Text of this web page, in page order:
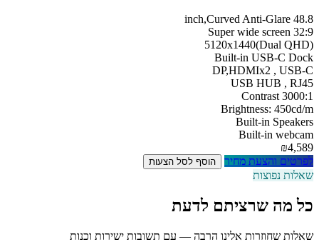
48.8 inch,Curved Anti-Glare
32:9 Super wide screen
5120x1440(Dual QHD)
Built-in USB-C Dock
DP,HDMIx2 , USB-C
USB HUB , RJ45
Contrast 3000:1
Brightness: 450cd/m
Built-in Speakers
Built-in webcam
₪4,589
לפרטים והצעת מחיר
הוסף לסל הצעות
שאלות נפוצות
כל מה שרציתם לדעת
שאלות שחוזרות אלינו הרבה — עם תשובות ישירות וכנות